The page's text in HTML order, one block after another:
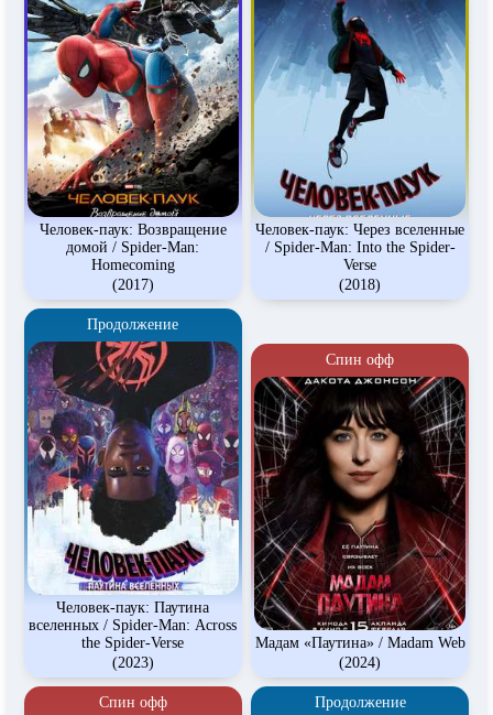
Человек-паук: Возвращение
домой / Spider-Man:
Homecoming
(2017)
Человек-паук: Через вселенные
/ Spider-Man: Into the Spider-
Verse
(2018)
Продолжение
Человек-паук: Паутина
вселенных / Spider-Man: Across
the Spider-Verse
(2023)
Спин офф
Мадам «Паутина» / Madam Web
(2024)
Спин офф Продолжение